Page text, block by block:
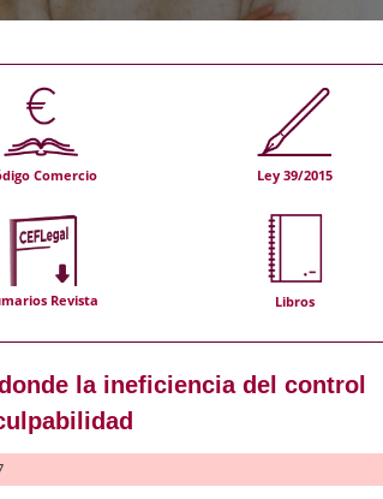
Comercio Ley 39/2015
Revista Libros
la ineficiencia del control